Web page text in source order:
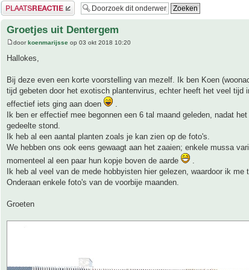
Plaats een reactie
Groetjes uit Dentergem
doorkoenmarijsse op 03 okt 2018 10:20
Hallokes,
Bij deze even een korte voorstelling van mezelf. Ik ben Koen
tijd gebeten door het exotisch plantenvirus, echter heeft het veel tijd
effectief iets ging aan doen
.
Ik ben er effectief mee begonnen een 6 tal maand geleden, nadat
gedeelte stond.
Ik heb al een aantal planten zoals je kan zien op de foto's.
We hebben ons ook eens gewaagt aan het zaaien; enkele mussa
momenteel al een paar hun kopje boven de aarde
.
Ik heb al veel van de mede hobbyisten hier gelezen, waardoor ik
Onderaan enkele foto's van de voorbije maanden.
Groeten